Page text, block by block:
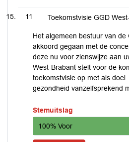
11 Toekomstvisie GGD
Het algemeen bestuur van de
akkoord gegaan met de
deze nu voor zienswijze aan
West-Brabant stelt voor de
toekomstvisie op met als doel
gezondheid vanzelfsprekend
Stemuitslag
100% Voor